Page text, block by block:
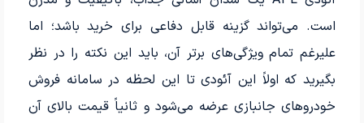
است. می‌تواند گزینه قابل دفاعی برای خرید باشد؛ اما
علیرغم تمام ویژگی‌های برتر آن، باید این نکته را در نظر
بگیرید که اولاً این آئودی تا این لحظه در سامانه فروش
خودروهای جانبازی عرضه می‌شود و ثانیاً قیمت بالای آن